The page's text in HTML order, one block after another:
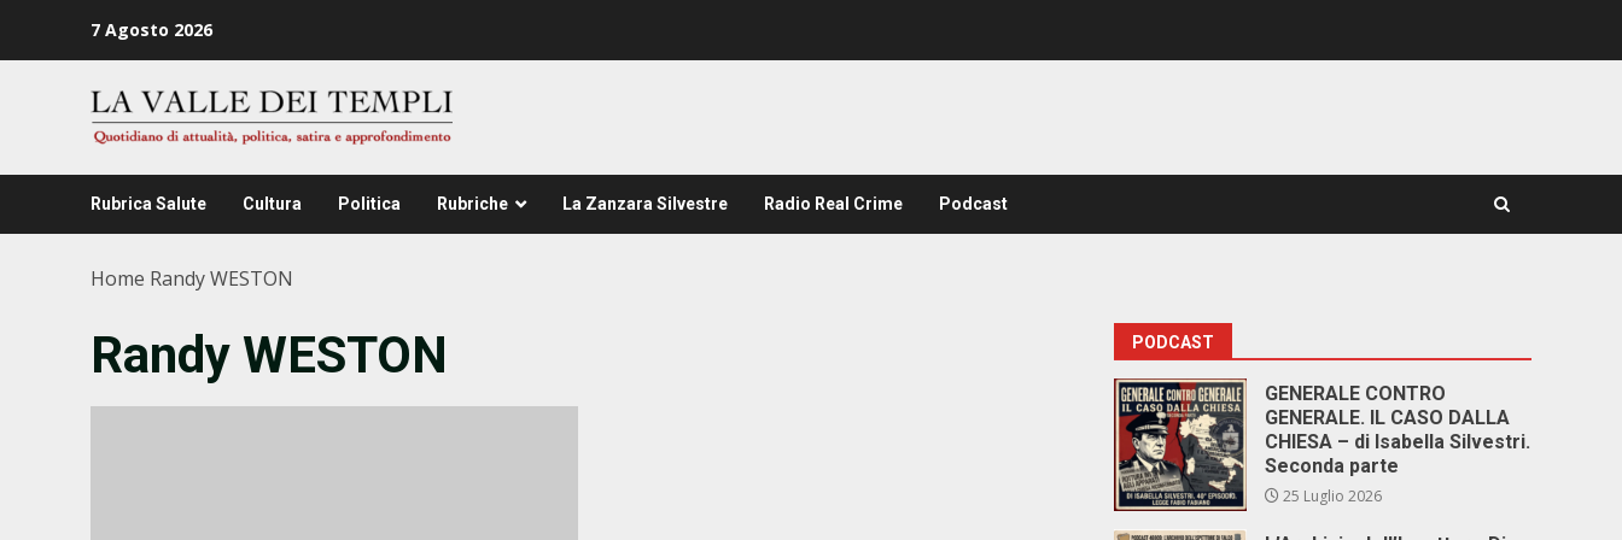
7 Agosto 2026
Rubrica Salute Cultura Politica Rubriche La Zanzara Silvestre Radio Real Crime Podcast
Home Randy WESTON
Randy WESTON PODCAST
GENERALE CONTRO
GENERALE. IL CASO DALLA
CHIESA – di Isabella Silvestri.
Seconda parte
25 Luglio 2026